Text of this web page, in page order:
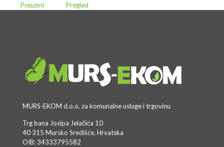
Preuzmi Pregled
MURS-EKOM d.o.o. za komunalne usluge i trgovinu
Trg bana Josipa Jelačića 10
40 315 Mursko Središće, Hrvatska
OIB: 34333795582